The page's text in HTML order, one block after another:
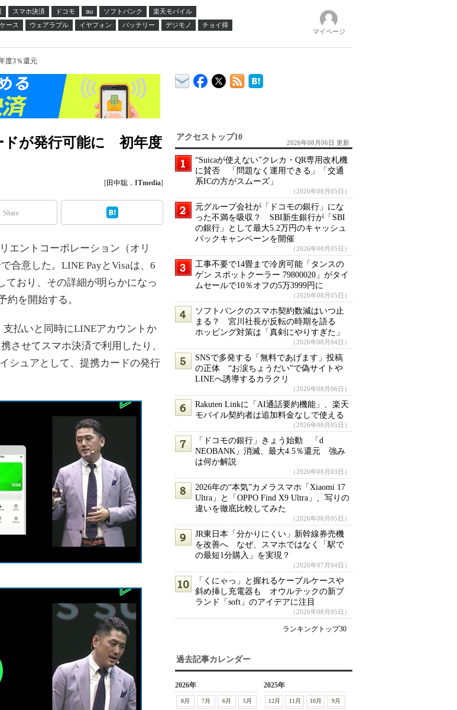
スマホ決済 ドコモ au ソフトバンク
楽天モバイル
ース ウェアラブル イヤフォン バッテリー デジモノ
チョイ得
マイページ
度3％還元
ドが発行可能に 初年度
[田中聡 ， ITmedia]
Share
エントコーポレーション（オリ
合意した。LINE PayとVisaは、6
ており、その詳細が明らかになっ
約を開始する。
払いと同時にLINEアカウントか
させてスマホ決済で利用したり、
シュアとして、提携カードの発行
アクセストップ10
2026年08月06日 更新
“Suicaが使えない”クレカ・QR専用改札機
に賛否 「問題なく運用できる」「交通
系ICの方がスムーズ」
（2026年08月05日）
元グループ会社が「ドコモの銀行」にな
った不満を吸収？ SBI新生銀行が「SBI
の銀行」として最大5.2万円のキャッシュ
バックキャンペーンを開催
（2026年08月05日）
工事不要で14畳まで冷房可能「タンスの
ゲン スポットクーラー 79800020」がタイ
ムセールで10％オフの5万3999円に
（2026年08月05日）
ソフトバンクのスマホ契約数減はいつ止
まる？ 宮川社長が反転の時期を語る
ホッピング対策は「真剣にやりすぎた」
（2026年08月04日）
SNSで多発する「無料であげます」投稿
の正体 “お涙ちょうだい”で偽サイトや
LINEへ誘導するカラクリ
（2026年08月06日）
Rakuten Linkに「AI通話要約機能」、楽天
モバイル契約者は追加料金なしで使える
（2026年08月05日）
「ドコモの銀行」きょう始動 「d
NEOBANK」消滅、最大4.5％還元 強み
は何か解説
（2026年08月03日）
2026年の“本気”カメラスマホ「Xiaomi 17
Ultra」と「OPPO Find X9 Ultra」、写りの
違いを徹底比較してみた
（2026年08月05日）
JR東日本「分かりにくい」新幹線券売機
を改善へ なぜ、スマホではなく「駅で
の最短1分購入」を実現？
（2026年07月04日）
「くにゃっ」と握れるケーブルケースや
斜め挿し充電器も オウルテックの新ブ
ランド「soft」のアイデアに注目
（2026年08月05日）
ランキングトップ30
過去記事カレンダー
2026年
8月 7月 6月
5月
2025年
12月 11月 10月
9月